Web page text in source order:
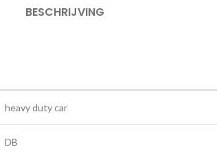
BESCHRIJVING
heavy duty car
DB